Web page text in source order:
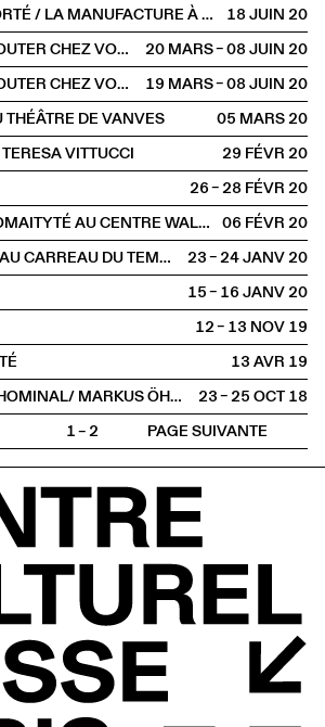
/ ANNULÉ OU REPORTÉ / LA MANUFACTURE À JUNE EVENTS
18 JUIN2020
À VOIR, LIRE ET ÉCOUTER CHEZ VOUS #5
20 MARS – 08 JUIN2020
À VOIR, LIRE ET ÉCOUTER CHEZ VOUS #4
19 MARS – 08 JUIN2020
DE VANVES
05 MARS2020
VITTUCCI
29 FÉVR2020
26 – 28 FÉVR2020
ANNA-MARIJA ADOMAITYTÉ AU CENTRE WALLONIE-BRUXELLES
06 FÉVR2020
CINDY VAN ACKER AU CARREAU DU TEMPLE
23 – 24 JANV2020
15 – 16 JANV2020
12 – 13 NOV2019
13 AVR2019
MARIE-CAROLINE HOMINAL/ MARKUS ÖHRN
23 – 25 OCT2018
1 – 2
PAGE SUIVANTE